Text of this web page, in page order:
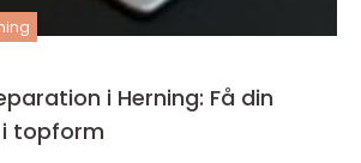
i Herning: Få din
topform